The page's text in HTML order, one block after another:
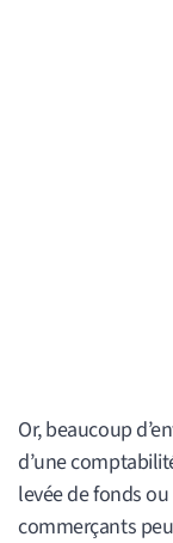
Or, beaucoup
d’une
levée de fonds
commerçants